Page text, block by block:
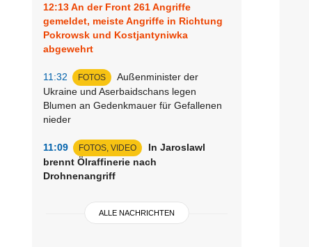
12:13An der Front 261 Angriffe
gemeldet, meiste Angriffe in Richtung
Pokrowsk und Kostjantyniwka
abgewehrt
11:32 FOTOS
Außenminister der
Ukraine und Aserbaidschans legen
Blumen an Gedenkmauer für Gefallenen
nieder
11:09 FOTOS, VIDEO
In Jaroslawl
brennt Ölraffinerie nach
Drohnenangriff
ALLE NACHRICHTEN